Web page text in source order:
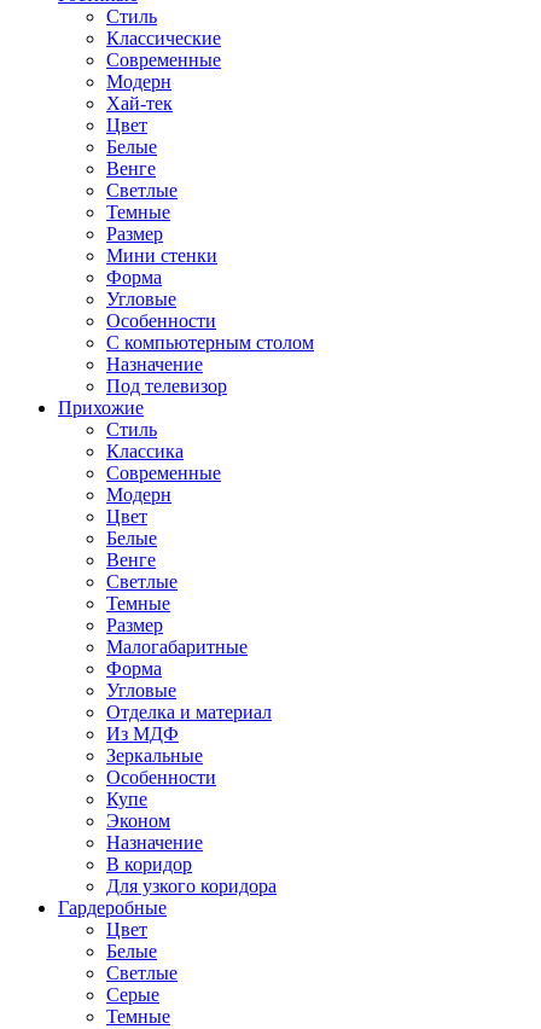
Стиль
Классические
Современные
Модерн
Хай-тек
Цвет
Белые
Венге
Светлые
Темные
Размер
Мини стенки
Форма
Угловые
Особенности
С компьютерным столом
Назначение
Под телевизор
Прихожие
Стиль
Классика
Современные
Модерн
Цвет
Белые
Венге
Светлые
Темные
Размер
Малогабаритные
Форма
Угловые
Отделка и материал
Из МДФ
Зеркальные
Особенности
Купе
Эконом
Назначение
В коридор
Для узкого коридора
Гардеробные
Цвет
Белые
Светлые
Серые
Темные